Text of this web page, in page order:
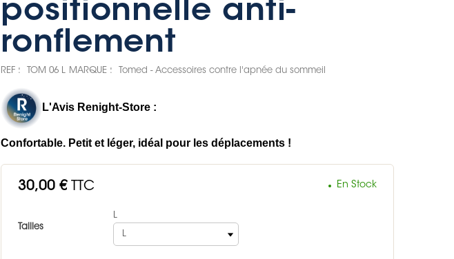
positionnelle anti-
ronflement
REF : TOM 06 L MARQUE : Tomed - Accessoires contre l'apnée du sommeil
L'Avis Renight-Store :
Confortable. Petit et léger, idéal pour les déplacements !
30,00 € TTC En Stock
Tailles
L